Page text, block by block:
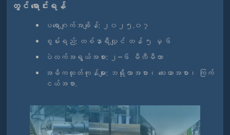
တွင် ရောင်းရန်
ပရောဂျက်အချိန်: ၂၀၂၅.၀၇
စွမ်းရည်: တစ်နာရီလျှင် တန် ၅ မှ ၆
ပဲလက်အရွယ်အစား: ၂–၆ မီလီမီတာ
အဓိကထုတ်ကုန်များ: ဘရိုလာအစာ၊ လေးယာအစာ၊ ကြက်
ငယ်အစာ.